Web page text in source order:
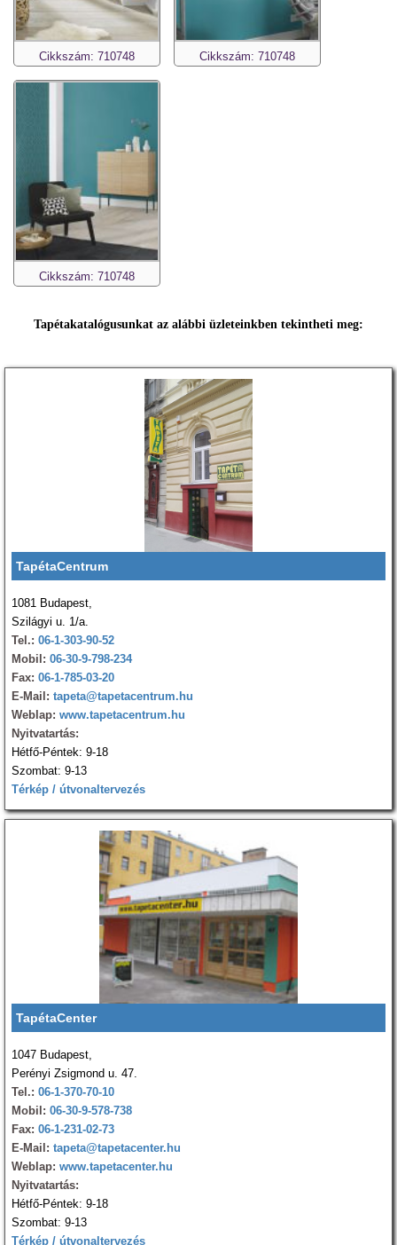
Cikkszám: 710748 Cikkszám: 710748
Cikkszám: 710748
Tapétakatalógusunkat az alábbi üzleteinkben tekintheti meg:
TapétaCentrum
1081 Budapest,
Szilágyi u. 1/a.
Tel.: 06-1-303-90-52
Mobil: 06-30-9-798-234
Fax: 06-1-785-03-20
E-Mail: tapeta@tapetacentrum.hu
Weblap: www.tapetacentrum.hu
Nyitvatartás:
Hétfő-Péntek: 9-18
Szombat: 9-13
Térkép / útvonaltervezés
TapétaCenter
1047 Budapest,
Perényi Zsigmond u. 47.
Tel.: 06-1-370-70-10
Mobil: 06-30-9-578-738
Fax: 06-1-231-02-73
E-Mail: tapeta@tapetacenter.hu
Weblap: www.tapetacenter.hu
Nyitvatartás:
Hétfő-Péntek: 9-18
Szombat: 9-13
Térkép / útvonaltervezés